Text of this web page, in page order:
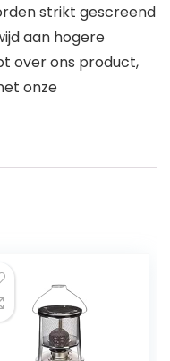
strikt gescreend
aan hogere
over ons product,
onze